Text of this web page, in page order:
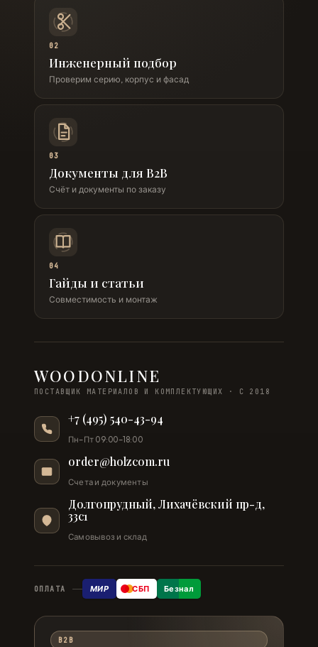
02
Инженерный подбор
Проверим серию, корпус и фасад
03
Документы для B2B
Счёт и документы по заказу
04
Гайды и статьи
Совместимость и монтаж
WOODONLINE
ПОСТАВЩИК МАТЕРИАЛОВ И КОМПЛЕКТУЮЩИХ · С 2018
+7 (495) 540-43-94
Пн–Пт 09:00–18:00
order@holzcom.ru
Счета и документы
Долгопрудный, Лихачёвский пр-д,
33с1
Самовывоз и склад
ОПЛАТА МИР СБП Безнал
B2B